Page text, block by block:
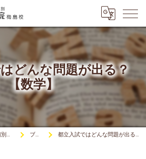
どんな問題が出る？
【数学】
梅島の受験対策は英才個別学院梅島校 ブログ 都立入試ではどんな問題が出る？【数学】